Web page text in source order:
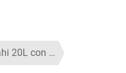
20L con …